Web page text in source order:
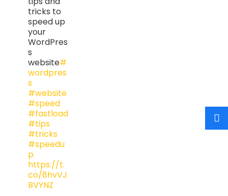
tricks to
speed up
your
WordPres
s
website#
wordpres
s
#website
#speed
#fastload
#tips
#tricks
#speedu
p
https://t.
co/8hvVJ
BVYNZ